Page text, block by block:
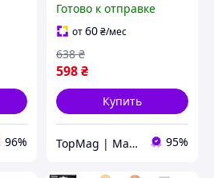
96%
(TM001257)
Готово к отправке
от60₴/мес
598₴
638 ₴
Купить
TopMag | Магазин топовых товаров 95%